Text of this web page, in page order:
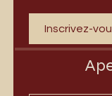
Inscrivez-